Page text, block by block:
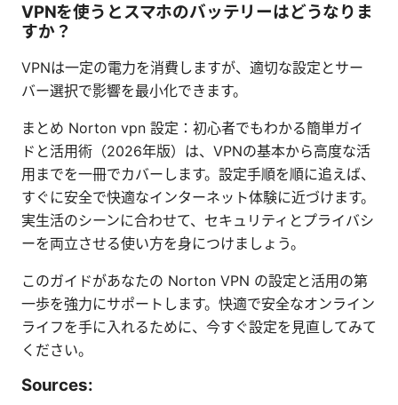
VPNを使うとスマホのバッテリーはどうなりま
すか？
VPNは一定の電力を消費しますが、適切な設定とサー
バー選択で影響を最小化できます。
まとめ Norton vpn 設定：初心者でもわかる簡単ガイ
ドと活用術（2026年版）は、VPNの基本から高度な活
用までを一冊でカバーします。設定手順を順に追えば、
すぐに安全で快適なインターネット体験に近づけます。
実生活のシーンに合わせて、セキュリティとプライバシ
ーを両立させる使い方を身につけましょう。
このガイドがあなたの Norton VPN の設定と活用の第
一歩を強力にサポートします。快適で安全なオンライン
ライフを手に入れるために、今すぐ設定を見直してみて
ください。
Sources: